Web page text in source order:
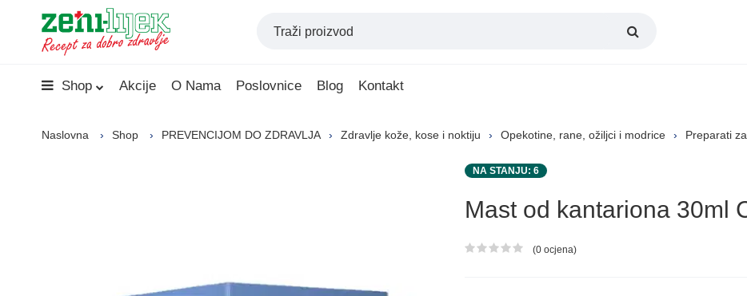
Shop Akcije O Nama Poslovnice Blog Kontakt
Naslovna Shop PREVENCIJOM DO ZDRAVLJA Zdravlje kože, kose i noktiju Opekotine, rane, ožiljci i modrice Preparati
NA STANJU: 6
Mast od kantariona 30ml
Ocjena proizvoda
(0 ocjena)